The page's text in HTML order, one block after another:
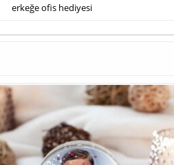
erkeğe ofis hediyesi